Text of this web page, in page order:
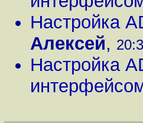
Настройка
Алексей,
Настройка